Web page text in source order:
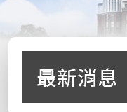
最新消息